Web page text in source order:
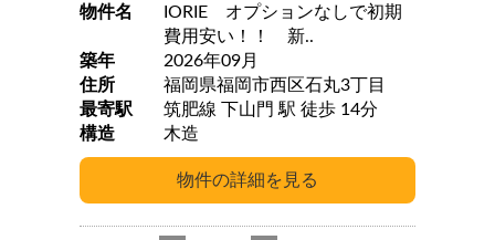
物件名
IORIE オプションなしで初期
費用安い！！ 新..
築年
2026年09月
住所
福岡県福岡市西区石丸3丁目
最寄駅
筑肥線 下山門 駅 徒歩 14分
構造
木造